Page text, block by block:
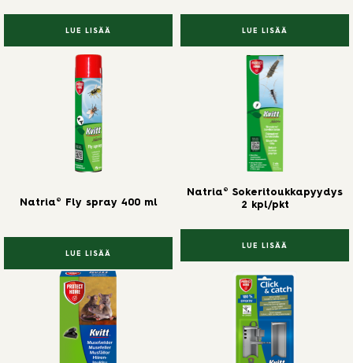
LUE LISÄÄ LUE LISÄÄ
Natria® Fly spray 400 ml
LUE LISÄÄ
Natria® Sokeritoukkapyydys
2 kpl/pkt
LUE LISÄÄ